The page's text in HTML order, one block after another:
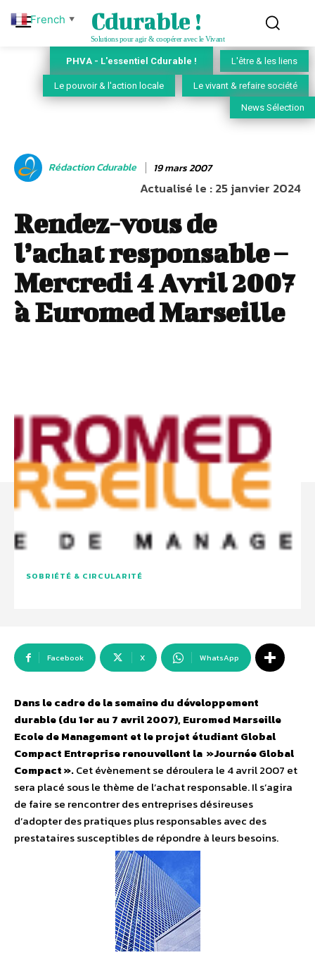
Cdurable !
Solutions pour agir & coopérer avec le Vivant
PHVA - L'essentiel Cdurable ! L'être & les liens
Le pouvoir & l'action locale Le vivant & refaire société
News Sélection
Rédaction Cdurable 19 mars 2007
Actualisé le :25 janvier 2024
Rendez-vous de
l’achat responsable –
Mercredi 4 Avril 2007
à Euromed Marseille
SOBRIÉTÉ & CIRCULARITÉ
Facebook X WhatsApp
Dans le cadre de la semaine du développement
durable (du 1er au 7 avril 2007), Euromed Marseille
Ecole de Management et le projet étudiant Global
Compact Entreprise renouvellent la »Journée Global
Compact ».Cet évènement se déroulera le 4 avril 2007 et
sera placé sous le thème de l’achat responsable. Il s’agira
de faire se rencontrer des entreprises désireuses
d’adopter des pratiques plus responsables avec des
prestataires susceptibles de répondre à leurs besoins.
French ▼